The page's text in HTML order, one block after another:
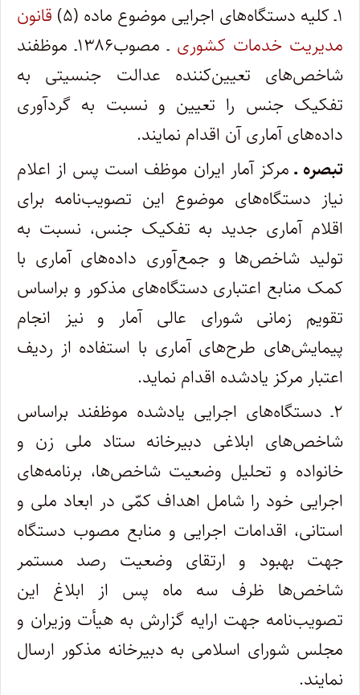
۱ـ کلیه دستگاه‌های اجرایی موضوع ماده (۵)
قانون
مدیریت خدمات کشوری
ـ مصوب۱۳۸۶ـ موظفند
شاخص‌های تعیین‌کننده عدالت جنسیتی به
تفکیک جنس را تعیین و نسبت به گردآوری
داده‌های آماری آن اقدام نمایند.
تبصره ـمرکز آمار ایران موظف است پس از اعلام
نیاز دستگاه‌های موضوع این تصویب‌نامه برای
اقلام آماری جدید به تفکیک جنس، نسبت به
تولید شاخص‌ها و جمع‌آوری داده‌های آماری با
کمک منابع اعتباری دستگاه‌های مذکور و براساس
تقویم زمانی شورای عالی آمار و نیز انجام
پیمایش‌های طرح‌های آماری با استفاده از ردیف
اعتبار مرکز یادشده اقدام نماید.
۲ـ دستگاه‌های اجرایی یادشده موظفند براساس
شاخص‌های ابلاغی دبیرخانه ستاد ملی زن و
خانواده و تحلیل وضعیت شاخص‌ها، برنامه‌های
اجرایی خود را شامل اهداف کمّی در ابعاد ملی و
استانی، اقدامات اجرایی و منابع مصوب دستگاه
جهت بهبود و ارتقای وضعیت رصد مستمر
شاخص‌ها ظرف سه ماه پس از ابلاغ این
تصویب‌نامه جهت ارایه گزارش به هیأت وزیران و
مجلس شورای اسلامی به دبیرخانه مذکور ارسال
نمایند.